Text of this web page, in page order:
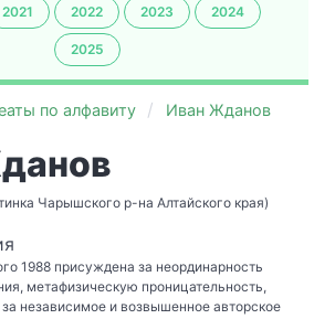
2021 2022 2023 2024
2025
по алфавиту Иван Жданов
Чарышского р-на Алтайского края)
1988 присуждена за неординарность
метафизическую проницательность,
независимое и возвышенное авторское